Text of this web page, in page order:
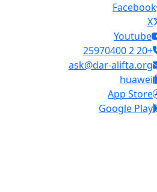
Facebook
X
Youtube
+20 2 25970400
ask@dar-alifta.org
huawei
App Store
Google Play